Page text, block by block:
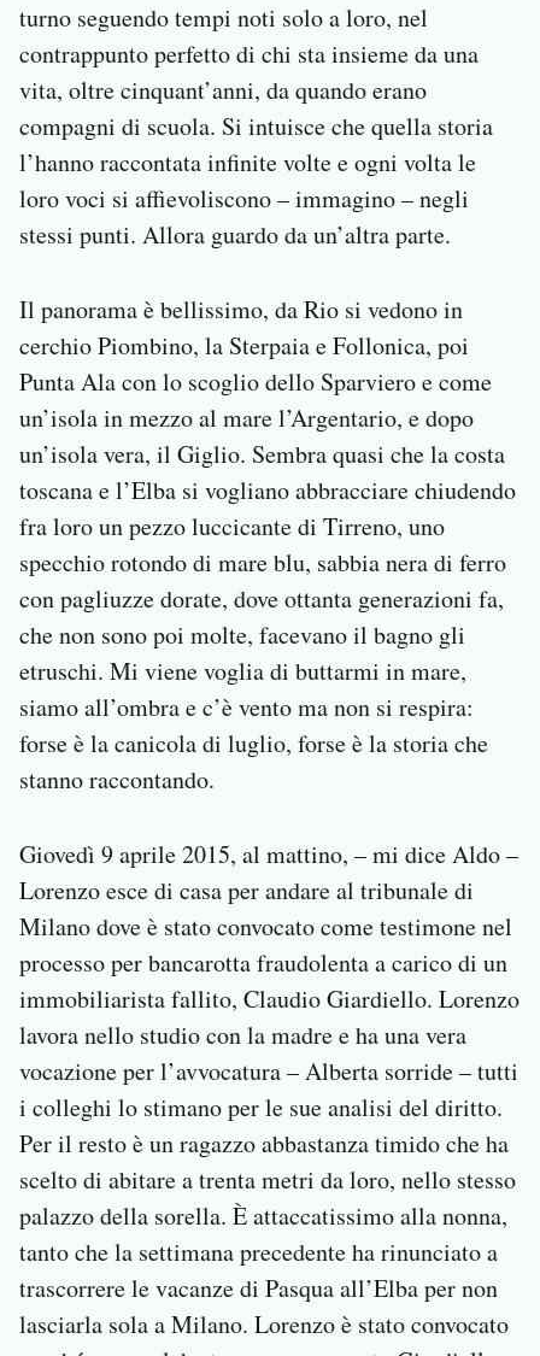
turno seguendo tempi noti solo a loro, nel
contrappunto perfetto di chi sta insieme da una
vita, oltre cinquant’anni, da quando erano
compagni di scuola. Si intuisce che quella storia
l’hanno raccontata infinite volte e ogni volta le
loro voci si affievoliscono – immagino – negli
stessi punti. Allora guardo da un’altra parte.
Il panorama è bellissimo, da Rio si vedono in
cerchio Piombino, la Sterpaia e Follonica, poi
Punta Ala con lo scoglio dello Sparviero e come
un’isola in mezzo al mare l’Argentario, e dopo
un’isola vera, il Giglio. Sembra quasi che la costa
toscana e l’Elba si vogliano abbracciare chiudendo
fra loro un pezzo luccicante di Tirreno, uno
specchio rotondo di mare blu, sabbia nera di ferro
con pagliuzze dorate, dove ottanta generazioni fa,
che non sono poi molte, facevano il bagno gli
etruschi. Mi viene voglia di buttarmi in mare,
siamo all’ombra e c’è vento ma non si respira:
forse è la canicola di luglio, forse è la storia che
stanno raccontando.
Giovedì 9 aprile 2015, al mattino, – mi dice Aldo –
Lorenzo esce di casa per andare al tribunale di
Milano dove è stato convocato come testimone nel
processo per bancarotta fraudolenta a carico di un
immobiliarista fallito, Claudio Giardiello. Lorenzo
lavora nello studio con la madre e ha una vera
vocazione per l’avvocatura – Alberta sorride – tutti
i colleghi lo stimano per le sue analisi del diritto.
Per il resto è un ragazzo abbastanza timido che ha
scelto di abitare a trenta metri da loro, nello stesso
palazzo della sorella. È attaccatissimo alla nonna,
tanto che la settimana precedente ha rinunciato a
trascorrere le vacanze di Pasqua all’Elba per non
lasciarla sola a Milano. Lorenzo è stato convocato